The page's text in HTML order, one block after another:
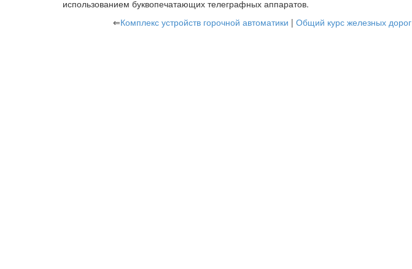
использованием буквопечатающих телеграфных аппаратов.
⇐Комплекс устройств горочной автоматики | Общий курс железных дорог